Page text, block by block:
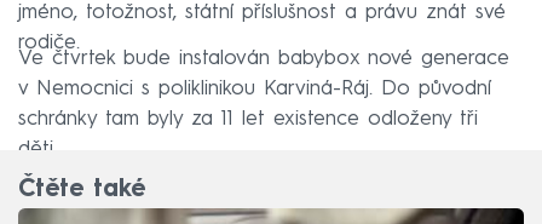
jméno, totožnost, státní příslušnost a právu znát své
rodiče.
Ve čtvrtek bude instalován babybox nové generace
v Nemocnici s poliklinikou Karviná-Ráj. Do původní
schránky tam byly za 11 let existence odloženy tři
děti.
Čtěte také